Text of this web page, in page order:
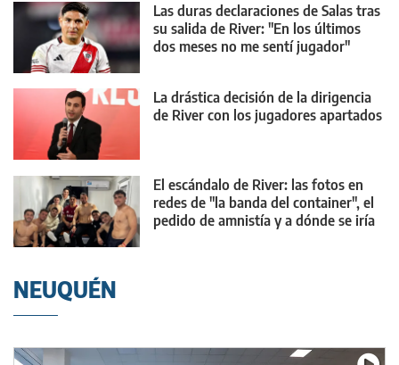
Las duras declaraciones de Salas tras
su salida de River: "En los últimos
dos meses no me sentí jugador"
La drástica decisión de la dirigencia
de River con los jugadores apartados
El escándalo de River: las fotos en
redes de "la banda del container", el
pedido de amnistía y a dónde se iría
NEUQUÉN